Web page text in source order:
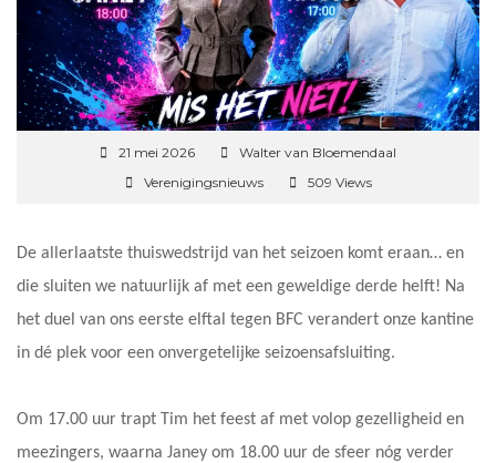
21 mei 2026
Walter van Bloemendaal
Verenigingsnieuws
509 Views
De allerlaatste thuiswedstrijd van het seizoen komt eraan… en
die sluiten we natuurlijk af met een geweldige derde helft! Na
het duel van ons eerste elftal tegen BFC verandert onze kantine
in dé plek voor een onvergetelijke seizoensafsluiting.
Om 17.00 uur trapt Tim het feest af met volop gezelligheid en
meezingers, waarna Janey om 18.00 uur de sfeer nóg verder